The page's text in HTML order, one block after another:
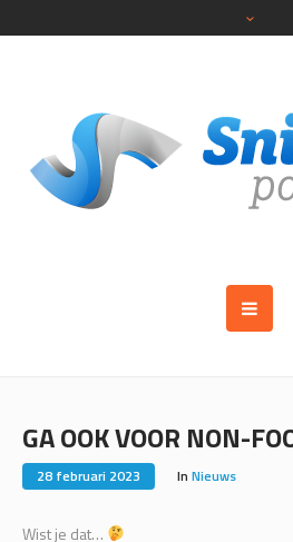
GA OOK VOOR NON-
28 februari 2023 In Nieuws
Wist je dat…